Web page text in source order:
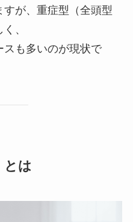
が、重症型（全頭型
、
も多いのが現状で
とは